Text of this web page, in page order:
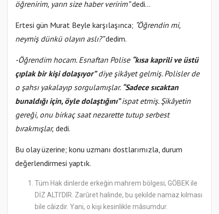
öğrenirim, yarın size haber veririm”dedi…
Ertesi gün Murat Beyle karşılaşınca; “Öğrendin mi,
neymiş dünkü olayın aslı?”dedim.
-Öğrendim hocam. Esnaftan Polise “kısa kaprili ve üstü
çıplak bir kişi dolaşıyor”diye şikâyet gelmiş. Polisler de
o şahsı yakalayıp sorgulamışlar. “Sadece sıcaktan
bunaldığı için, öyle dolaştığını”ispat etmiş. Şikâyetin
gereği, onu birkaç saat nezarette tutup serbest
bırakmışlar, dedi.
Bu olay üzerine; konu uzmanı dostlarımızla, durum
değerlendirmesi yaptık.
Tüm Hak dinlerde erkeğin mahrem bölgesi; GÖBEK ile
DİZ ALTI’DIR. Zarûret halinde, bu şekilde namaz kılması
bile câizdir. Yani, o kişi kesinlikle mâsumdur.